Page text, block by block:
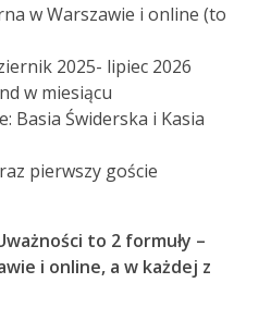
w Warszawie i online (to
2025- lipiec 2026
w miesiącu
Basia Świderska i Kasia
pierwszy goście
to 2 formuły –
i online, a w każdej z